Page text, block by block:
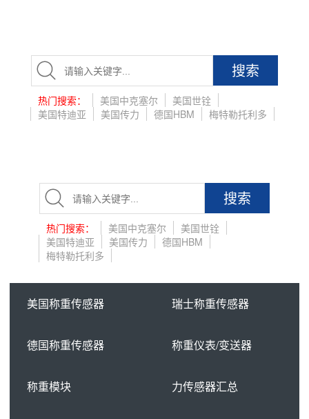
搜索
热门搜索： 美国中克塞尔
美国世铨
美国特迪亚
美国传力 德国HBM 梅特勒托利多
搜索
热门搜索： 美国中克塞尔
美国世铨
美国特迪亚
美国传力
德国HBM
梅特勒托利多
美国称重传感器 瑞士称重传感器
德国称重传感器 称重仪表/变送器
称重模块 力传感器汇总